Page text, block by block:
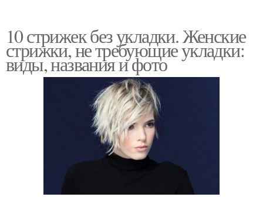
10 стрижек без укладки. Женские
стрижки, не требующие укладки:
виды, названия и фото